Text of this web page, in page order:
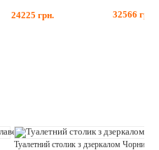
24225 грн. 32566 грн.